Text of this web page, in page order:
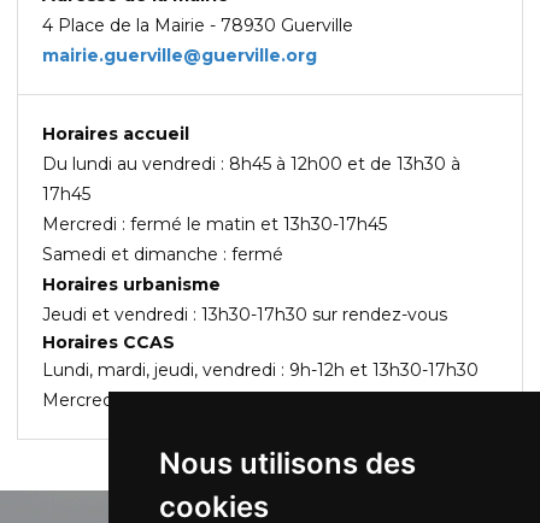
Nous utilisons des
cookies
4 Place de la Mairie - 78930 Guerville
mairie.guerville@guerville.org
Horaires accueil
Du lundi au vendredi : 8h45 à 12h00 et de 13h30 à
17h45
Mercredi : fermé le matin et 13h30-17h45
Samedi et dimanche : fermé
Horaires urbanisme
Jeudi et vendredi : 13h30-17h30 sur rendez-vous
Horaires CCAS
Lundi, mardi, jeudi, vendredi : 9h-12h et 13h30-17h30
Mercredi : fermé le matin et 13h30-17h30